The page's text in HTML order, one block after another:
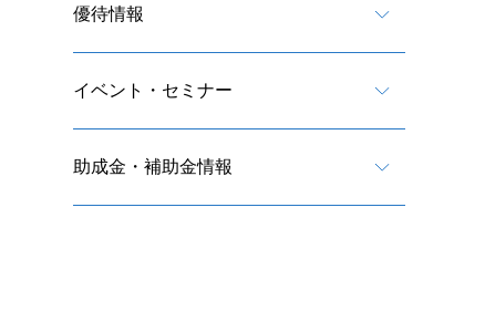
優待情報
イベント・セミナー
助成金・補助金情報